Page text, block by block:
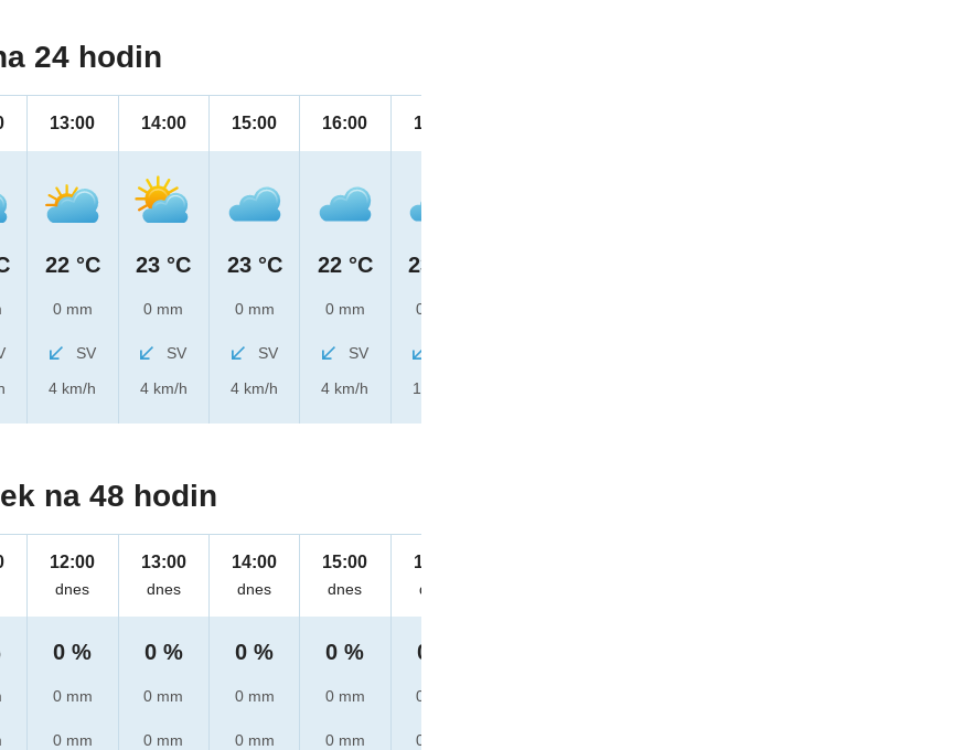
24 hodin
13:00
22 °C
0 mm
SV
4 km/h
14:00
23 °C
0 mm
SV
4 km/h
15:00
23 °C
0 mm
SV
4 km/h
16:00
22 °C
0 mm
SV
4 km/h
17:00
23 °C
0 mm
1 km/h
na 48 hodin
12:00
dnes
0 %
0 mm
0 mm
13:00
dnes
0 %
0 mm
0 mm
14:00
dnes
0 %
0 mm
0 mm
15:00
dnes
0 %
0 mm
0 mm
16:00
dnes
0 %
0 mm
0 mm